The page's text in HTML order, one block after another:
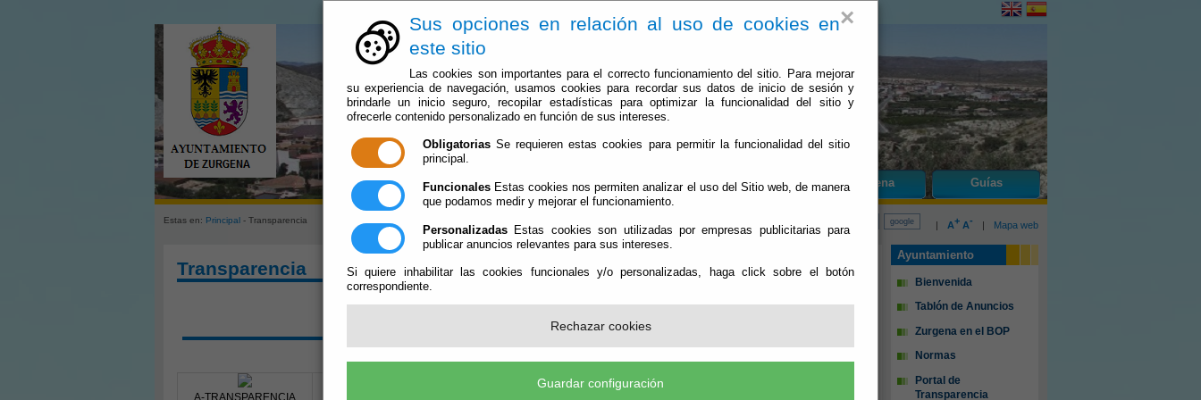
×
Sus opciones en relación al uso de cookies en
este sitio
Las cookies son importantes para el correcto funcionamiento del sitio. Para mejorar
su experiencia de navegación, usamos cookies para recordar sus datos de inicio de sesión y
brindarle un inicio seguro, recopilar estadísticas para optimizar la funcionalidad del sitio y
ofrecerle contenido personalizado en función de sus intereses.
Obligatorias Se requieren estas cookies para permitir la funcionalidad del sitio
principal.
Funcionales Estas cookies nos permiten analizar el uso del Sitio web, de manera
que podamos medir y mejorar el funcionamiento.
Personalizadas Estas cookies son utilizadas por empresas publicitarias para
publicar anuncios relevantes para sus intereses.
Si quiere inhabilitar las cookies funcionales y/o personalizadas, haga click sobre el botón
correspondiente.
Rechazar cookies
Guardar configuración
Ayuntamiento Administración-e Qué Hacer Cuando Zurgena Guías
Estas en: Principal- Transparencia | A+ A- | Mapa web
Ayuntamiento
Bienvenida
Tablón de Anuncios
Zurgena en el BOP
Normas
Portal de
Transparencia
Transparencia
SOLICITAR ACCESO A LA INFORMACION
A-TRANSPARENCIA